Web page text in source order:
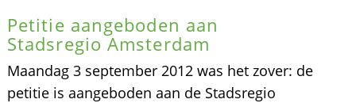
Petitie aangeboden aan
Stadsregio Amsterdam
Maandag 3 september 2012 was het zover: de
petitie is aangeboden aan de Stadsregio